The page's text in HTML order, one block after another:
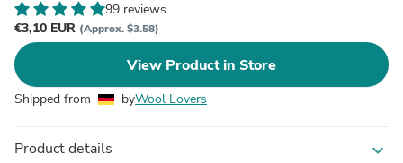
99 reviews
€3,10 EUR (Approx. $3.58)
View Product in Store
Shipped from byWool Lovers
Product details expand_more